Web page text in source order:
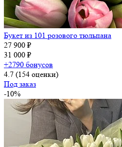
Букет из 101 розового тюльпана
27 900 ₽
31 000 ₽
+2790 бонусов
4.7 (154 оценки)
Под заказ
-10%